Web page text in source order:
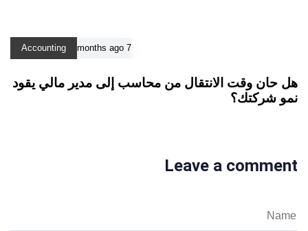
7 months ago
Accounting
هل حان وقت الانتقال من محاسب إلى مدير مالي يقود
نمو شركتك؟
Leave a comment